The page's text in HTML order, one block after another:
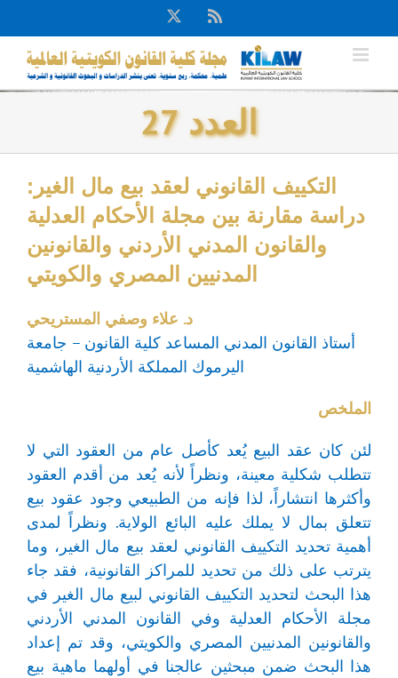
to
content
Rss
X
العدد 27
التكييف القانوني لعقد بيع مال الغير:
دراسة مقارنة بين مجلة الأحكام العدلية
والقانون المدني الأردني والقانونين
المدنيين المصري والكويتي
د. علاء وصفي المستريحي
أستاذ القانون المدني المساعد كلية القانون – جامعة
اليرموك المملكة الأردنية الهاشمية
الملخص
لئن كان عقد البيع يُعد كأصل عام من العقود التي لا
تتطلب شكلية معينة، ونظراً لأنه يُعد من أقدم العقود
وأكثرها انتشاراً، لذا فإنه من الطبيعي وجود عقود بيع
تتعلق بمال لا يملك عليه البائع الولاية. ونظراً لمدى
أهمية تحديد التكييف القانوني لعقد بيع مال الغير، وما
يترتب على ذلك من تحديد للمراكز القانونية، فقد جاء
هذا البحث لتحديد التكييف القانوني لبيع مال الغير في
مجلة الأحكام العدلية وفي القانون المدني الأردني
والقانونين المدنيين المصري والكويتي، وقد تم إعداد
هذا البحث ضمن مبحثين عالجنا في أولهما ماهية بيع